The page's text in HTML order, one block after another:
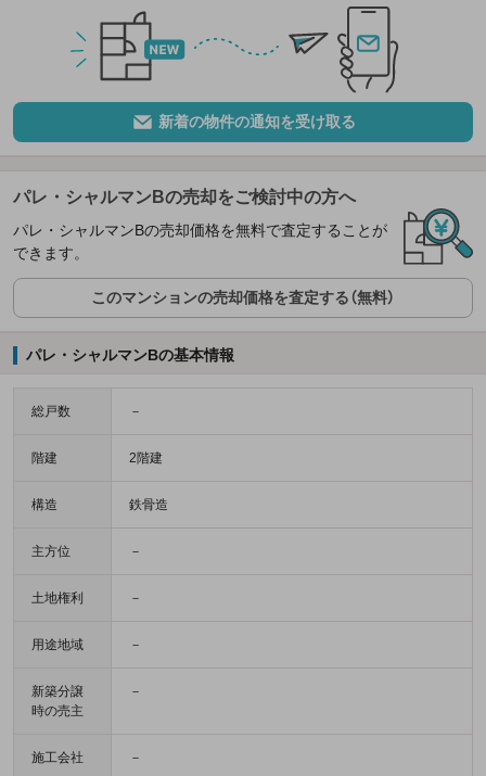
新着の物件の通知を受け取る
パレ・シャルマンBの売却をご検討中の方へ
パレ・シャルマンBの売却価格を無料で査定することが
できます。
このマンションの売却価格を査定する（無料）
パレ・シャルマンBの基本情報
総戸数 －
階建 2階建
構造 鉄骨造
主方位 －
土地権利 －
用途地域 －
新築分譲
時の売主
－
施工会社 －